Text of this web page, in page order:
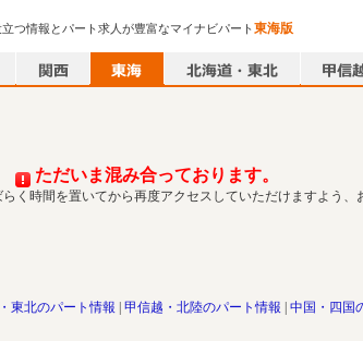
つ情報とパート求人が豊富なマイナビパート東海版
ただいま混み合っております。
く時間を置いてから再度アクセスしていただけますよう、
東北のパート情報 甲信越・北陸のパート情報 中国・四国